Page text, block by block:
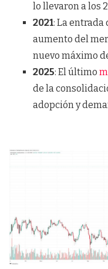
lo llevaron a los
2021: La entrada
aumento del
nuevo máximo
2025: El último
de la
adopción y